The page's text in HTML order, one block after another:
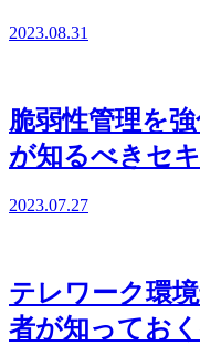
2023.08.31
脆弱性管理を
が知るべきセ
2023.07.27
テレワーク環
者が知ってお